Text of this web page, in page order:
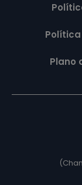
Plano